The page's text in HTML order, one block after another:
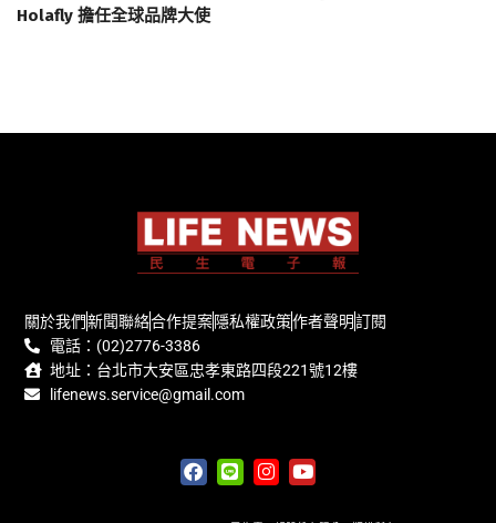
Holafly 擔任全球品牌大使
關於我們新聞聯絡合作提案隱私權政策作者聲明訂閱
電話：(02)2776-3386
地址：台北市大安區忠孝東路四段221號12樓
lifenews.service@gmail.com